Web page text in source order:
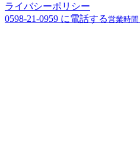
ライバシーポリシー
0598-21-0959 に電話する営業時間